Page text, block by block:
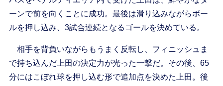
ーンで前を向くことに成功。最後は滑り込みながらボー
ルを押し込み、3試合連続となるゴールを決めている。
相手を背負いながらもうまく反転し、フィニッシュま
で持ち込んだ上田の決定力が光った一撃だ。その後、65
分にはこぼれ球を押し込む形で追加点を決めた上田。後